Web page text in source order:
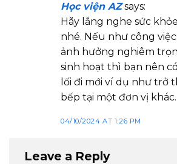
Học viện AZ says:
Hãy lắng nghe sức
nhé. Nếu như công
ảnh hưởng nghiêm
sinh hoạt thì bạn nên
lối đi mới ví dụ như trở
bếp tại một đơn vị khác.
04/10/2024 AT 1:26 PM
Leave a Reply